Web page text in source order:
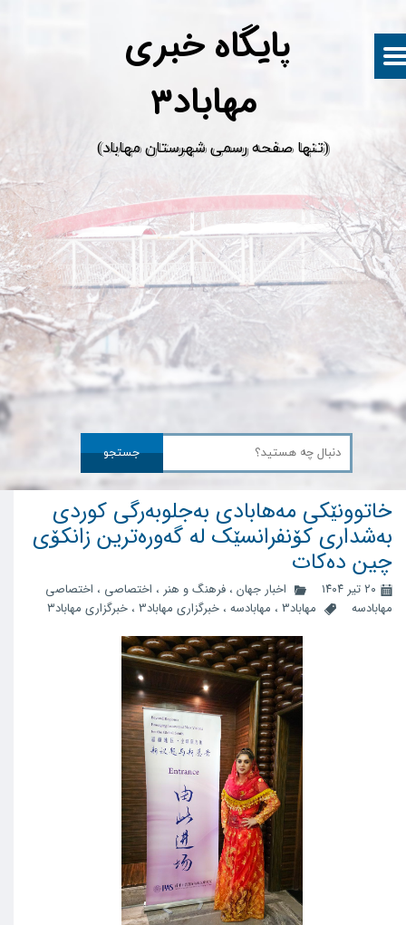
پایگاه خبری
​(تنها صفحه رسمی شهرستان مهاباد)
جستجو
خاتوونێکی مەهابادی بەجلوبەرگی کوردی
بەشداری کۆنفرانسێک لە گەورەترین زانکۆی
چین دەکات
۲۰ تیر ۱۴۰۴ اخبار جهان ، فرهنگ و هنر ، اختصاصی ، اختصاصی
مهابادسه
مهاباد3 ، مهابادسه ، خبرگزاری مهاباد3 ، خبرگزاری مهاباد۳